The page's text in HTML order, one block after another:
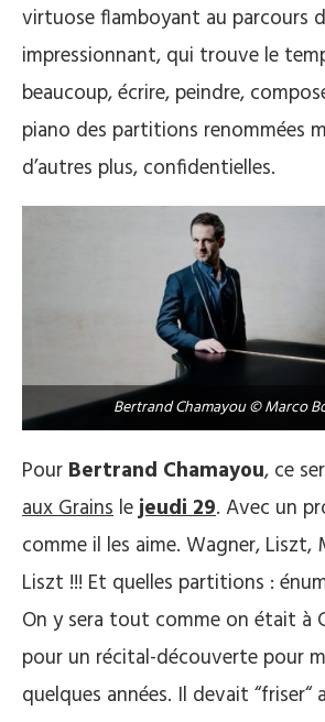
virtuose flamboyant au parcours
impressionnant, qui trouve le
beaucoup, écrire, peindre,
piano des partitions renommées
d’autres plus, confidentielles.
Bertrand Chamayou © Marco
Pour Bertrand Chamayou, ce
aux Grains lejeudi 29. Avec un
comme il les aime. Wagner, Liszt,
Liszt !!! Et quelles partitions :
On y sera tout comme on était à
pour un récital-découverte pour
quelques années. Il devait “friser“